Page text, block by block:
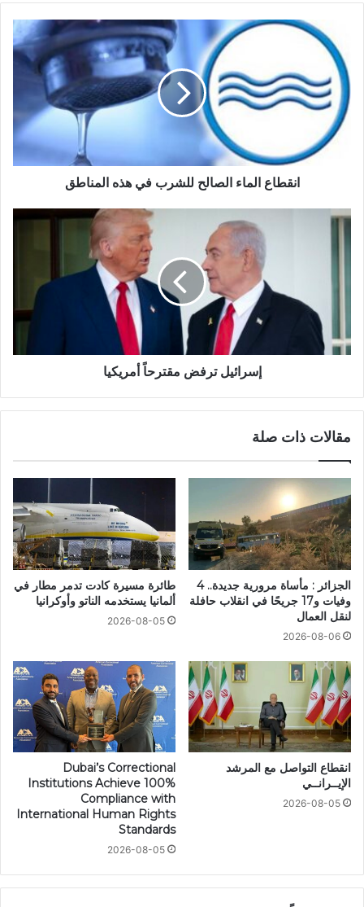
انقطاع الماء الصالح للشرب في هذه المناطق
إسرائيل ترفض مقترحاً أمريكيا
مقالات ذات صلة
الجزائر : مأساة مرورية جديدة.. 4
وفيات و17 جريحًا في انقلاب حافلة
لنقل العمال
2026-08-06
طائرة مسيرة كادت تدمر مطار في
ألمانيا يستخدمه الناتو وأوكرانيا
2026-08-05
انقطاع التواصل مع المرشد
الإيــرانــي
2026-08-05
Dubai’s Correctional
Institutions Achieve 100%
Compliance with
International Human Rights
Standards
2026-08-05